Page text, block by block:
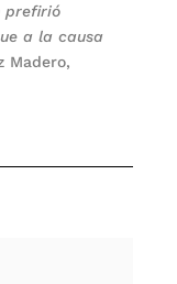
prefirió
a la causa
Madero,